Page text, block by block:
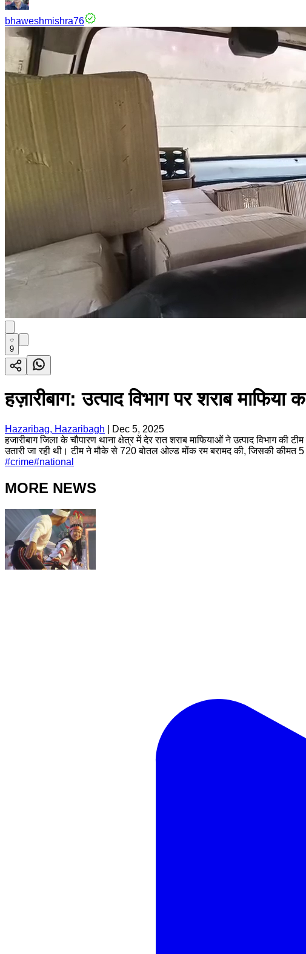
bhaweshmishra76
9
हज़ारीबाग: उत्पाद विभाग पर शराब
Hazaribag, Hazaribagh
Dec 5, 2025
हजारीबाग जिला के चौपारण थाना क्षेत्र में देर रात शराब माफियाओं ने उत्पाद विभाग
उतारी जा रही थी। टीम ने मौके से 720 बोतल ओल्ड मोंक रम बरामद की, जिसकी कीमत
#crime#national
MORE NEWS